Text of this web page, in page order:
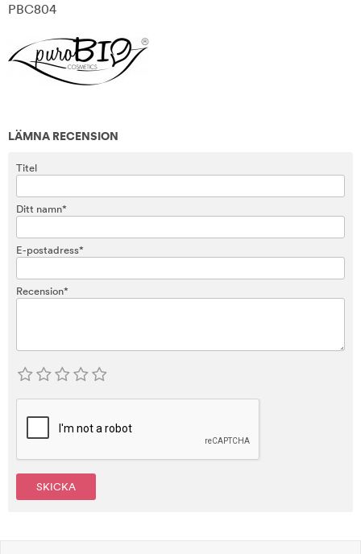
PBC804
LÄMNA RECENSION
Titel
Ditt namn*
E-postadress*
Recension*
SKICKA